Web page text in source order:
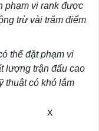
phạm vi rank được
trừ vài trăm điểm
thể đặt phạm vi
lượng trận đấu cao
thuật có khó lắm
X